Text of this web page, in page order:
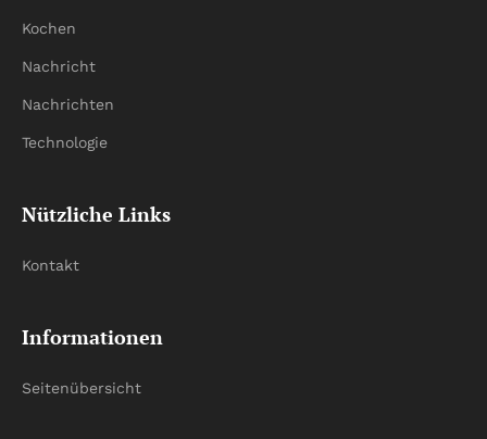
Kochen
Nachricht
Nachrichten
Technologie
Nützliche Links
Kontakt
Informationen
Seitenübersicht